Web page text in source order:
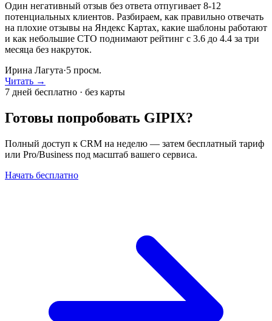
Один негативный отзыв без ответа отпугивает 8-12
потенциальных клиентов. Разбираем, как правильно отвечать
на плохие отзывы на Яндекс Картах, какие шаблоны работают
и как небольшие СТО поднимают рейтинг с 3.6 до 4.4 за три
месяца без накруток.
Ирина Лагута·5 просм.
Читать →
7 дней бесплатно · без карты
Готовы попробовать GIPIX?
Полный доступ к CRM на неделю — затем бесплатный тариф
или Pro/Business под масштаб вашего сервиса.
Начать бесплатно